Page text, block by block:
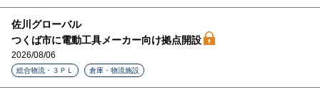
佐川グローバル
つくば市に電動工具メーカー向け拠点開設
2026/08/06
総合物流・３ＰＬ 倉庫・物流施設